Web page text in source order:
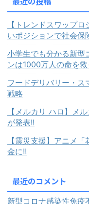
【トレンドスワップ
いポジションで社会保
小学生でも分かる新型
ンは1000万人の命を救
フードデリバリー・
戦略
【メルカリ ハロ】メ
が発表!!
【震災支援】アニメ
金に!!
最近のコメント
新型コロナ感染性免